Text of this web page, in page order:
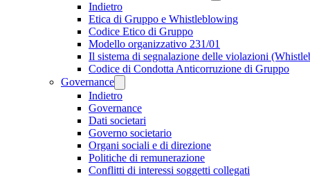
Indietro
Etica di Gruppo e Whistleblowing
Codice Etico di Gruppo
Modello organizzativo 231/01
Il sistema di segnalazione delle violazioni
Codice di Condotta Anticorruzione di Gruppo
Governance
Indietro
Governance
Dati societari
Governo societario
Organi sociali e di direzione
Politiche di remunerazione
Conflitti di interessi soggetti collegati